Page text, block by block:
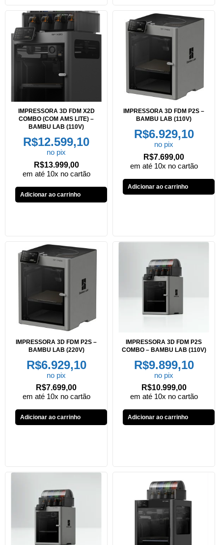
IMPRESSORA 3D FDM X2D
COMBO (COM AMS LITE) –
BAMBU LAB (110V)
R$12.599,10
no pix
R$13.999,00
em até 10x no cartão
Adicionar ao carrinho
IMPRESSORA 3D FDM P2S –
BAMBU LAB (110V)
R$6.929,10
no pix
R$7.699,00
em até 10x no cartão
Adicionar ao carrinho
IMPRESSORA 3D FDM P2S –
BAMBU LAB (220V)
R$6.929,10
no pix
R$7.699,00
em até 10x no cartão
Adicionar ao carrinho
IMPRESSORA 3D FDM P2S
COMBO – BAMBU LAB (110V)
R$9.899,10
no pix
R$10.999,00
em até 10x no cartão
Adicionar ao carrinho